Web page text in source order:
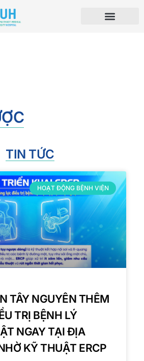
TIN TỨC
HOẠT ĐỘNG BỆNH VIỆN
TÂY NGUYÊN THÊM
TRỊ BỆNH LÝ
NGAY TẠI ĐỊA
KỸ THUẬT ERCP